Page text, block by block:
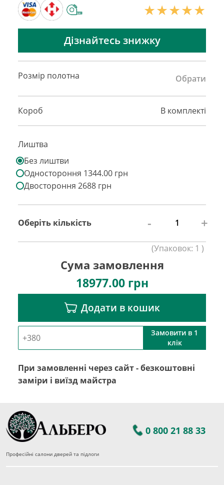
Дізнайтесь знижку
Розмір полотна Обрати
Короб В комплекті
Лиштва
Без лиштви
Одностороння 1344.00 грн
Двостороння 2688 грн
Оберіть кількість - +
(Упаковок: 1 )
Сума замовлення
18977.00грн
Додати в кошик
Замовити в 1
клік
При замовленні через сайт - безкоштовні
заміри і виїзд майстра
0 800 21 88 33
Професійні салони дверей та підлоги